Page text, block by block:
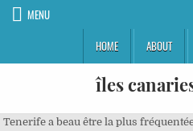
MENU
HOME
ABOUT
îles
Tenerife a beau être la plus